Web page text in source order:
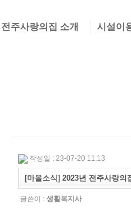
전주사랑의집 소개 시설이
작성일 : 23-07-20 11:13
[마을소식] 2023년 전주사랑의
글쓴이 : 생활복지사